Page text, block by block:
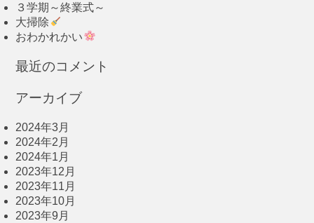
３学期～終業式～
大掃除
おわかれかい
最近のコメント
アーカイブ
2024年3月
2024年2月
2024年1月
2023年12月
2023年11月
2023年10月
2023年9月